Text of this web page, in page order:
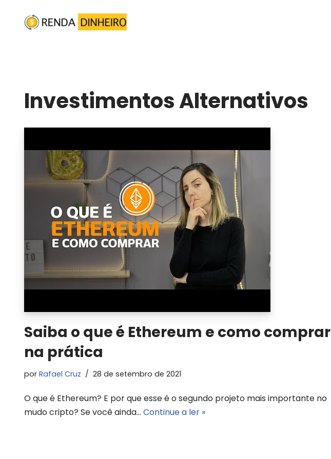
Pular
Investimentos Alternativos
Saiba o que é Ethereum e como comprar
na prática
por Rafael Cruz 28 de setembro de 2021
O que é Ethereum? E por que esse é o segundo projeto mais importante no
mudo cripto? Se você ainda… Continue a ler »